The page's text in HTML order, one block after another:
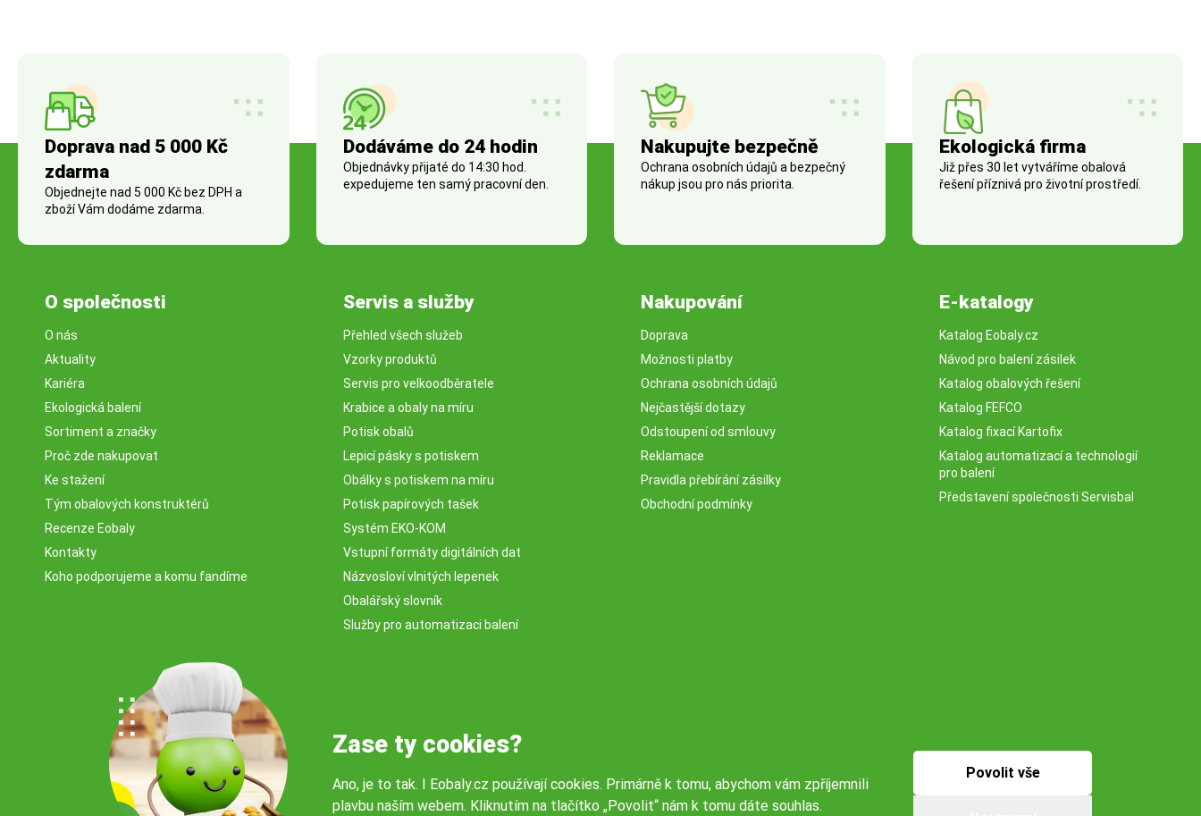
Doprava nad 5 000 Kč
zdarma
Objednejte nad 5 000 Kč bez DPH a
zboží Vám dodáme zdarma.
Dodáváme do 24 hodin
Objednávky přijaté do 14:30 hod.
expedujeme ten samý pracovní den.
Nakupujte bezpečně
Ochrana osobních údajů a bezpečný
nákup jsou pro nás priorita.
Ekologická firma
Již přes 30 let vytváříme obalová
řešení příznivá pro životní prostředí.
O společnosti
O nás
Aktuality
Kariéra
Ekologická balení
Sortiment a značky
Proč zde nakupovat
Ke stažení
Tým obalových konstruktérů
Recenze Eobaly
Kontakty
Koho podporujeme a komu fandíme
Servis a služby
Přehled všech služeb
Vzorky produktů
Servis pro velkoodběratele
Krabice a obaly na míru
Potisk obalů
Lepicí pásky s potiskem
Obálky s potiskem na míru
Potisk papírových tašek
Systém EKO-KOM
Vstupní formáty digitálních dat
Názvosloví vlnitých lepenek
Obalářský slovník
Služby pro automatizaci balení
Nakupování
Doprava
Možnosti platby
Ochrana osobních údajů
Nejčastější dotazy
Odstoupení od smlouvy
Reklamace
Pravidla přebírání zásilky
Obchodní podmínky
E-katalogy
Katalog Eobaly.cz
Návod pro balení zásilek
Katalog obalových řešení
Katalog FEFCO
Katalog fixací Kartofix
Katalog automatizací a technologií
pro balení
Představení společnosti Servisbal
Zase ty cookies?
Ano, je to tak. I Eobaly.cz používají cookies. Primárně k tomu, abychom vám zpříjemnili
plavbu naším webem. Kliknutím na tlačítko „Povolit“ nám k tomu dáte souhlas.
Povolit vše